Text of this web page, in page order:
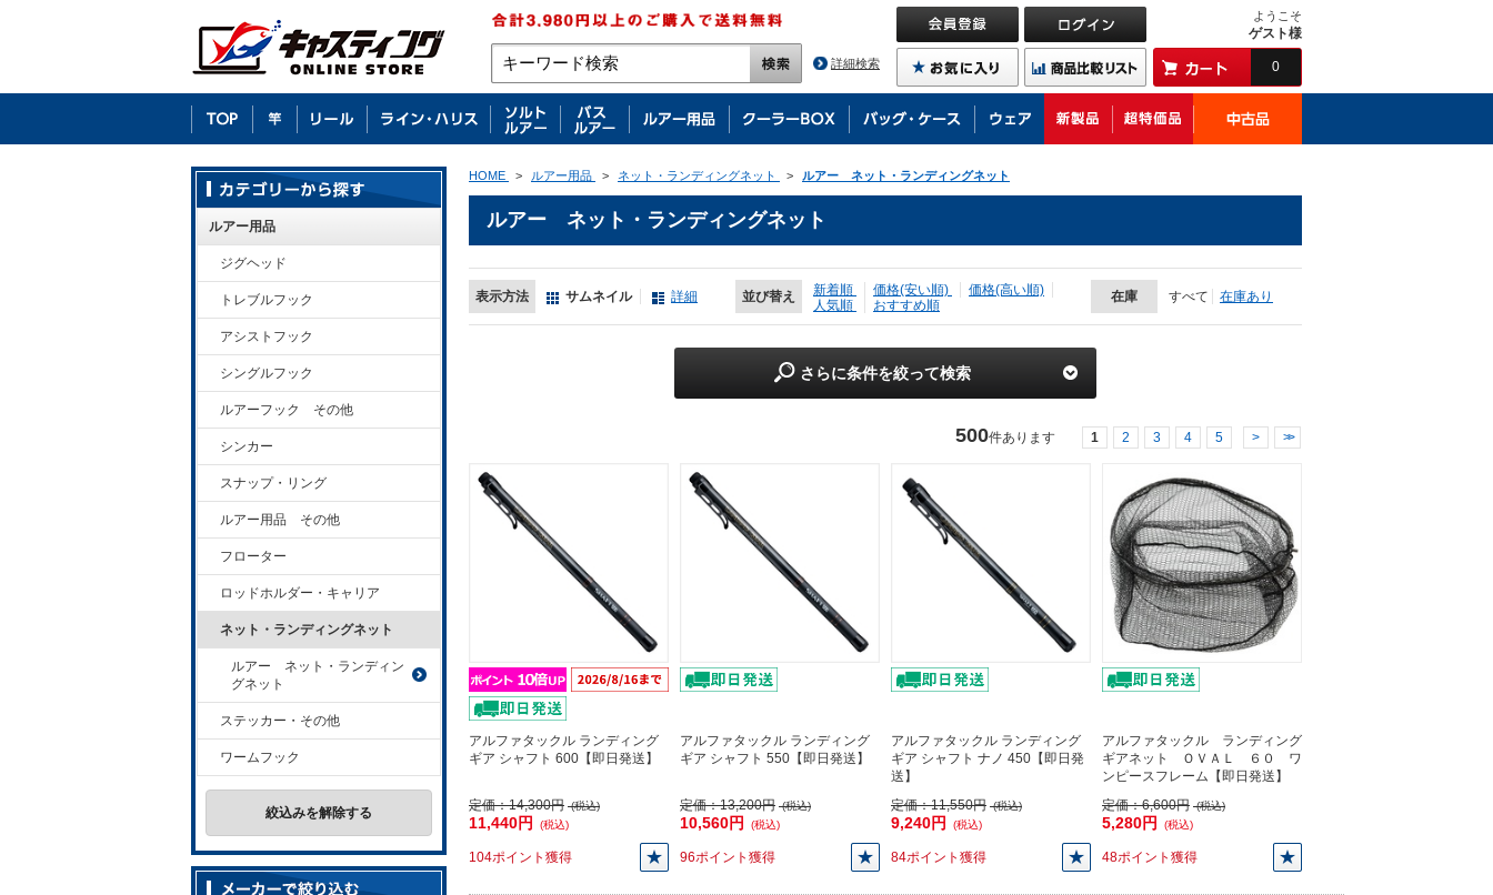
詳細検索
ようこそ
ゲスト様
0
HOME > ルアー用品 > ネット・ランディングネット > ルアー ネット・ランディングネット
ルアー ネット・ランディングネット
表示方法 サムネイル 詳細 並び替え 新着順 価格(安い順)
価格(高い順)
人気順
おすすめ順
在庫 すべて 在庫あり
さらに条件を絞って検索
500件あります 1 2 3 4 5 > >>
アルファタックル ランディング
ギア シャフト 600【即日発送】
定価：14,300円 (税込)
11,440円 (税込)
104ポイント獲得
アルファタックル ランディング
ギア シャフト 550【即日発送】
定価：13,200円 (税込)
10,560円 (税込)
96ポイント獲得
アルファタックル ランディング
ギア シャフト ナノ 450【即日発
送】
定価：11,550円 (税込)
9,240円 (税込)
84ポイント獲得
アルファタックル ランディング
ギアネット ＯＶＡＬ ６０ ワ
ンピースフレーム【即日発送】
定価：6,600円 (税込)
5,280円 (税込)
48ポイント獲得
ルアー用品
ジグヘッド
トレブルフック
アシストフック
シングルフック
ルアーフック その他
シンカー
スナップ・リング
ルアー用品 その他
フローター
ロッドホルダー・キャリア
ネット・ランディングネット
ルアー ネット・ランディン
グネット
ステッカー・その他
ワームフック
絞込みを解除する